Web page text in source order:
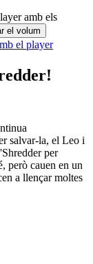
amb els
el volum
el player
salvar-la, el Leo i
per
però cauen en un
a llençar moltes